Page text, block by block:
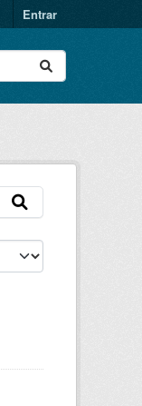
Entrar